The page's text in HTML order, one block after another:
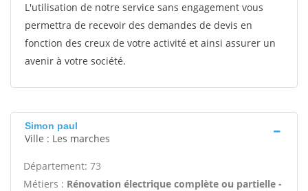
L'utilisation de notre service sans engagement vous
permettra de recevoir des demandes de devis en
fonction des creux de votre activité et ainsi assurer un
avenir à votre société.
Simon paul
Ville : Les marches
Département: 73
Métiers : Rénovation électrique complète ou partielle -